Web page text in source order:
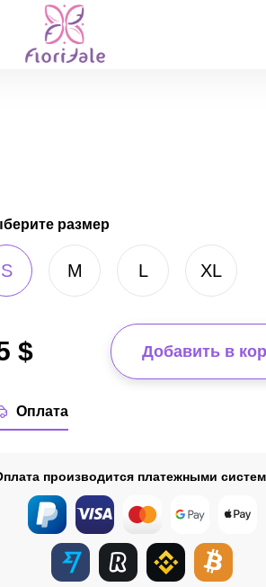
размер
S M L XL
$ Добавить в
Оплата
производится платежными